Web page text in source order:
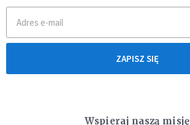
ZAPISZ SIĘ
Wspieraj naszą misję